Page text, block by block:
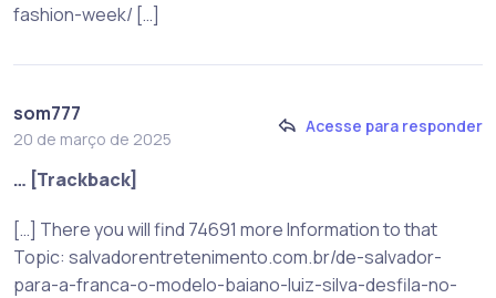
fashion-week/ […]
som777
20 de março de 2025
Acesse para responder
… [Trackback]
[…] There you will find 74691 more Information to that
Topic: salvadorentretenimento.com.br/de-salvador-
para-a-franca-o-modelo-baiano-luiz-silva-desfila-no-